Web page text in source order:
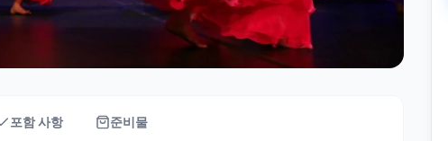
포함 사항 준비물